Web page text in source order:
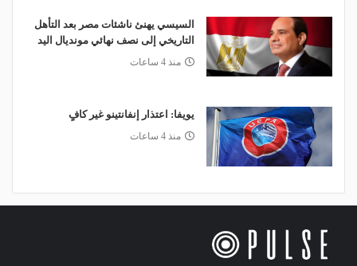
السيسي يهنئ ناشئات مصر بعد التأهل
التاريخي إلى نصف نهائي مونديال اليد
منذ 4 ساعات
يويفا: اعتذار إنفانتينو غير كافٍ
منذ 4 ساعات